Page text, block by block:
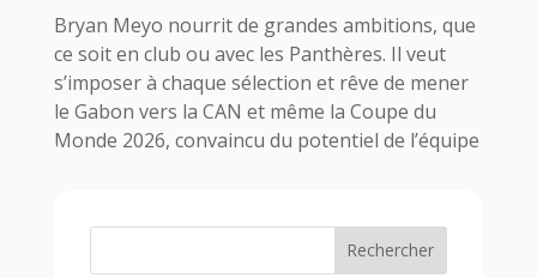
Bryan Meyo nourrit de grandes ambitions, que
ce soit en club ou avec les Panthères. Il veut
s’imposer à chaque sélection et rêve de mener
le Gabon vers la CAN et même la Coupe du
Monde 2026, convaincu du potentiel de l’équipe.
Rechercher